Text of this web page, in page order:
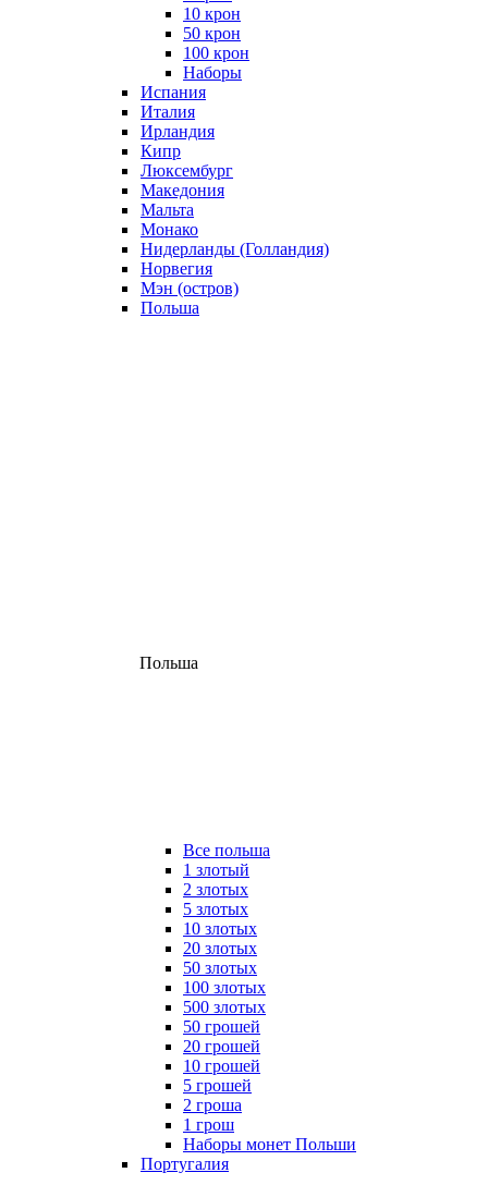
10 крон
50 крон
100 крон
Наборы
Испания
Италия
Ирландия
Кипр
Люксембург
Македония
Мальта
Монако
Нидерланды (Голландия)
Норвегия
Мэн (остров)
Польша
Польша
Все польша
1 злотый
2 злотых
5 злотых
10 злотых
20 злотых
50 злотых
100 злотых
500 злотых
50 грошей
20 грошей
10 грошей
5 грошей
2 гроша
1 грош
Наборы монет Польши
Португалия